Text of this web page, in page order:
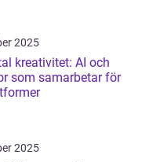
2025
kreativitet: AI och
som samarbetar för
2025